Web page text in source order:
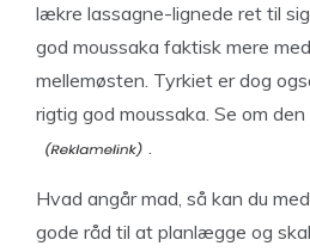
lækre lassagne-lignede ret til
god moussaka faktisk mere
mellemøsten. Tyrkiet er dog
rigtig god moussaka. Se om
.
Hvad angår mad, så kan du
gode råd til at planlægge og